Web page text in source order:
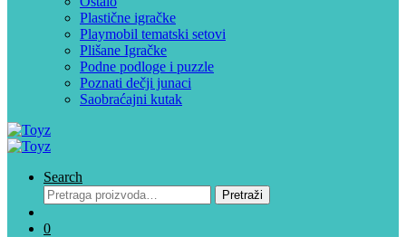
Plastične igračke
Playmobil tematski setovi
Plišane Igračke
Podne podloge i puzzle
Poznati dečji junaci
Saobraćajni kutak
Search
Pretraga
za:
Pretraži
0